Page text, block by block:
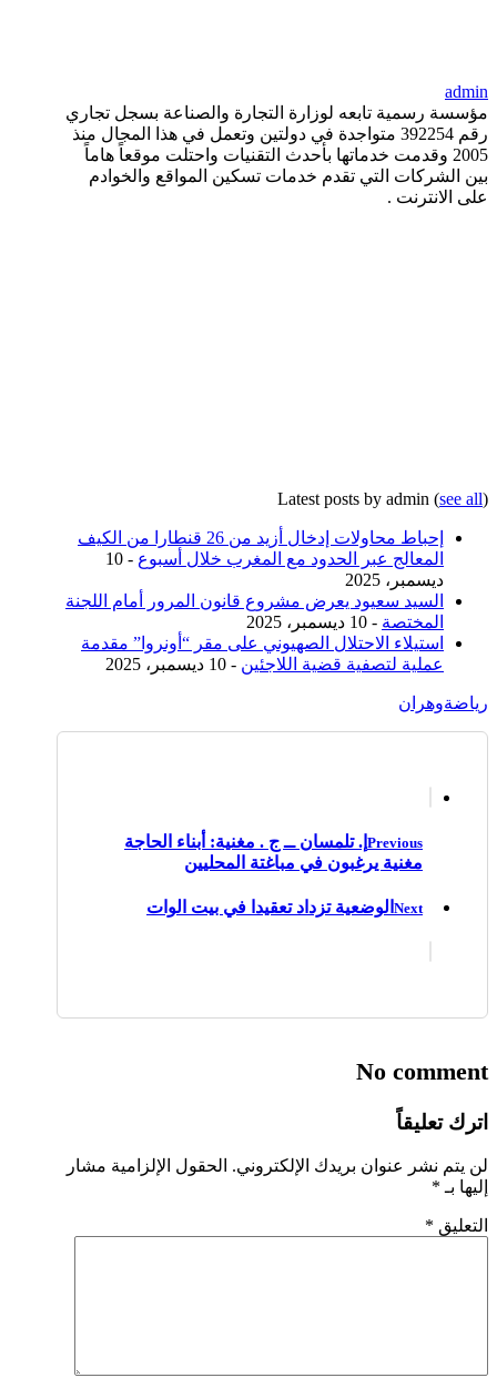
admin
مؤسسة رسمية تابعه لوزارة التجارة والصناعة بسجل تجاري
رقم 392254 متواجدة في دولتين وتعمل في هذا المجال منذ
2005 وقدمت خدماتها بأحدث التقنيات واحتلت موقعاً هاماً
بين الشركات التي تقدم خدمات تسكين المواقع والخوادم
على الانترنت .
Latest posts by admin (see all)
إحباط محاولات إدخال أزيد من 26 قنطارا من الكيف
المعالج عبر الحدود مع المغرب خلال أسبوع
- 10
ديسمبر، 2025
السيد سعيود يعرض مشروع قانون المرور أمام اللجنة
المختصة - 10 ديسمبر، 2025
استيلاء الاحتلال الصهيوني على مقر “أونروا” مقدمة
عملية لتصفية قضية اللاجئين - 10 ديسمبر، 2025
رياضةوهران
Previous إ. تلمسان ــ ج . مغنية: أبناء الحاجة
مغنية يرغبون في مباغتة المحليين
Next الوضعية تزداد تعقيدا في بيت الوات
No comment
اترك تعليقاً
لن يتم نشر عنوان بريدك الإلكتروني. الحقول الإلزامية مشار
إليها بـ *
التعليق *